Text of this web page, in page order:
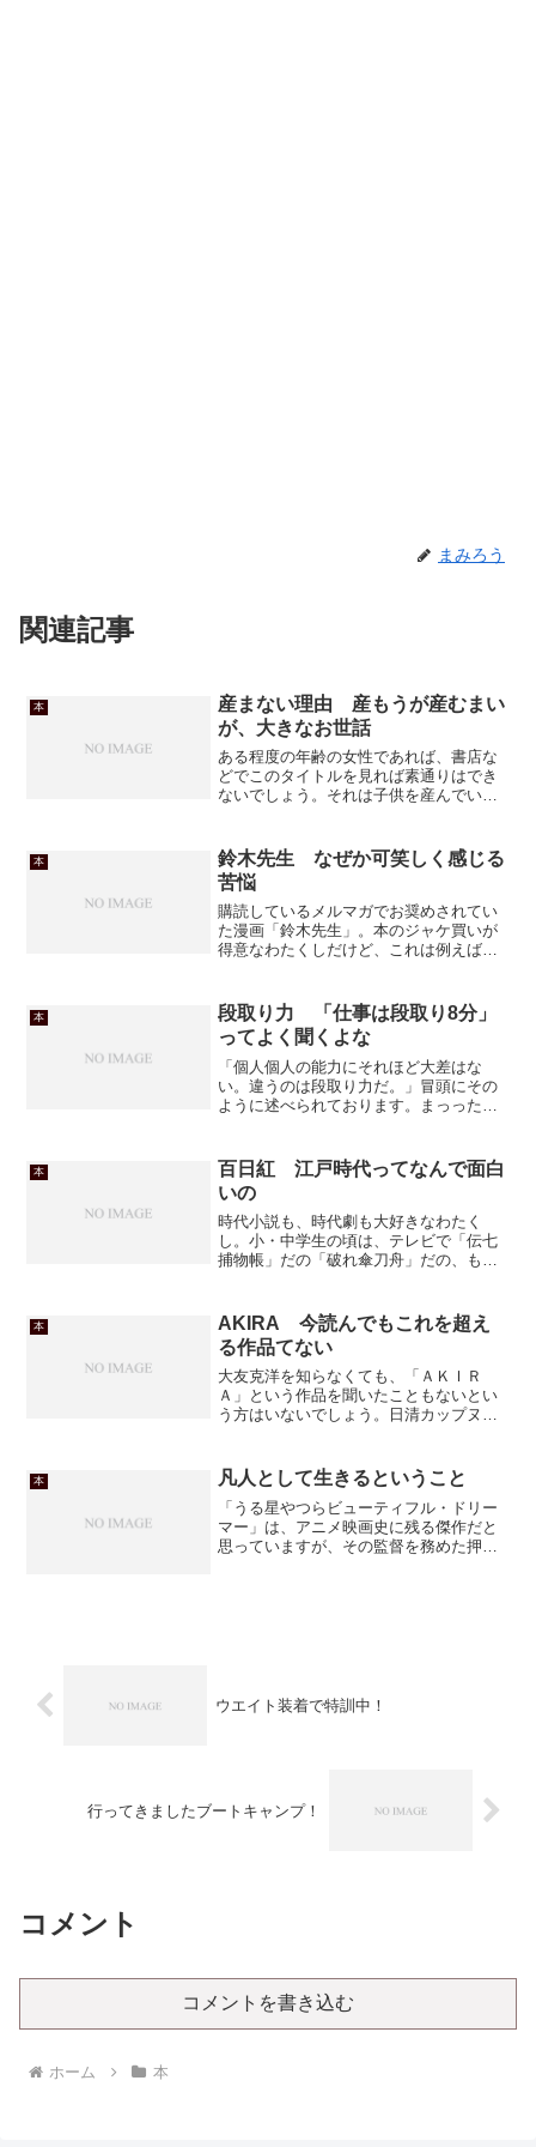
まみろう
関連記事
本
産まない理由 産もうが産むまい
が、大きなお世話
ある程度の年齢の女性であれば、書店な
どでこのタイトルを見れば素通りはでき
ないでしょう。それは子供を産んでいよ
本当に真剣に問題だと思っているのかし
ら。個人的には、日本とい...
本
鈴木先生 なぜか可笑しく感じる
苦悩
購読しているメルマガでお奨めされてい
た漫画「鈴木先生」。本のジャケ買いが
得意なわたくしだけど、これは例えば書
んて、ホラーみたいだし。しかしこれを
お奨めしていたメルマガ...
本
段取り力 「仕事は段取り8分」
ってよく聞くよな
「個人個人の能力にそれほど大差はな
い。違うのは段取り力だ。」冒頭にその
ように述べられております。まっったく
が、この年末になってですね、しみじみ
と感じるからなんですよ。「仕...
本
百日紅 江戸時代ってなんで面白
いの
時代小説も、時代劇も大好きなわたく
し。小・中学生の頃は、テレビで「伝七
捕物帳」だの「破れ傘刀舟」だの、もっ
夢中で見てました。どうしてこう、江戸
時代って惹かれるのかしら。...
本
AKIRA 今読んでもこれを超え
る作品てない
大友克洋を知らなくても、「ＡＫＩＲ
Ａ」という作品を聞いたこともないとい
う方はいないでしょう。日清カップヌー
んそっくり、というのは言うまでもない
ことではありますが、あの...
本 凡人として生きるということ
「うる星やつらビューティフル・ドリー
マー」は、アニメ映画史に残る傑作だと
思っていますが、その監督を務めた押井
ウエイト装着で特訓中！
行ってきましたブートキャンプ！
コメント
コメントを書き込む
ホーム 本